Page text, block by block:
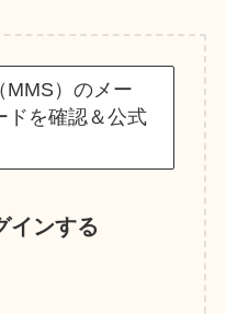
MMS）のメー
ドを確認＆公式
インする